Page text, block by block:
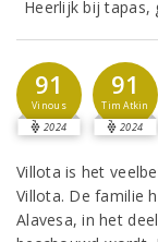
Heerlijk bij tapas,
91
Vinous
2024
91
Tim Atkin
2024
Villota is het
Villota. De familie
Alavesa, in het